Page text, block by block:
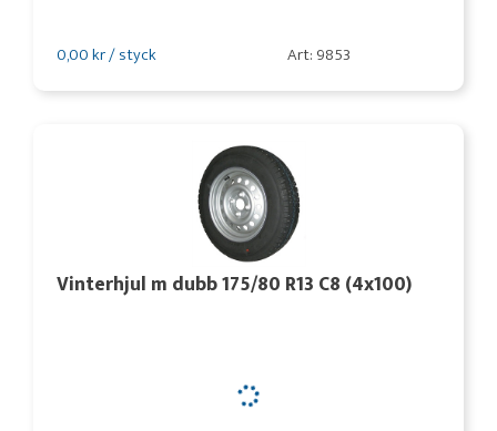
0,00 kr / styck Art: 9853
Vinterhjul m dubb 175/80 R13 C8 (4x100)